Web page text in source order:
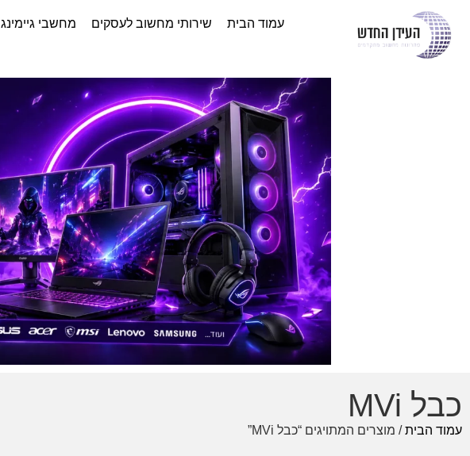
עמוד הבית שירותי מחשוב לעסקים מחשבי גיימינג
כבל MVi
עמוד הבית/ מוצרים המתויגים “כבל MVi”